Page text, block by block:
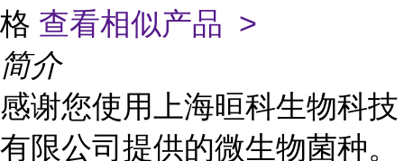
格 查看相似产品 >
简介
感谢您使用上海晅科生物科技
有限公司提供的微生物菌种。